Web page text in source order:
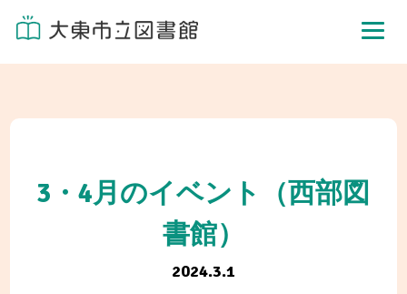
3・4月のイベント（西部図
書館）
2024.3.1